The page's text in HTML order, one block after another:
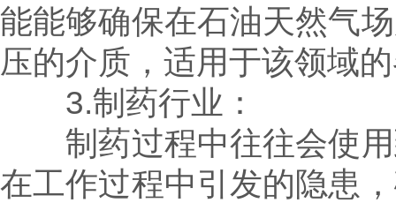
能能够确保在石油天然气
压的介质，适用于该领域
3.制药行业：
制药过程中往往会使用
在工作过程中引发的隐患